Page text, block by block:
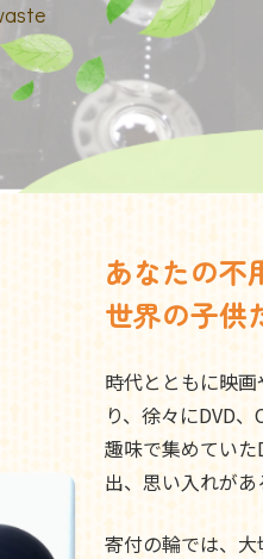
あなたの不
世界の子供
時代とともに映
り、徐々にDVD
趣味で集めてい
出、思い入れが
寄付の輪では、